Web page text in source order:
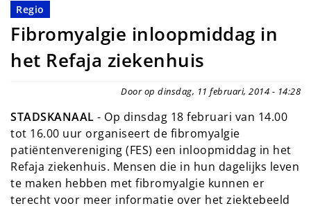
Regio
Fibromyalgie inloopmiddag in
het Refaja ziekenhuis
Door op dinsdag, 11 februari, 2014 - 14:28
STADSKANAAL - Op dinsdag 18 februari van 14.00
tot 16.00 uur organiseert de fibromyalgie
patiëntenvereniging (FES) een inloopmiddag in het
Refaja ziekenhuis. Mensen die in hun dagelijks leven
te maken hebben met fibromyalgie kunnen er
terecht voor meer informatie over het ziektebeeld